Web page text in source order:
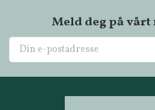
Meld deg på